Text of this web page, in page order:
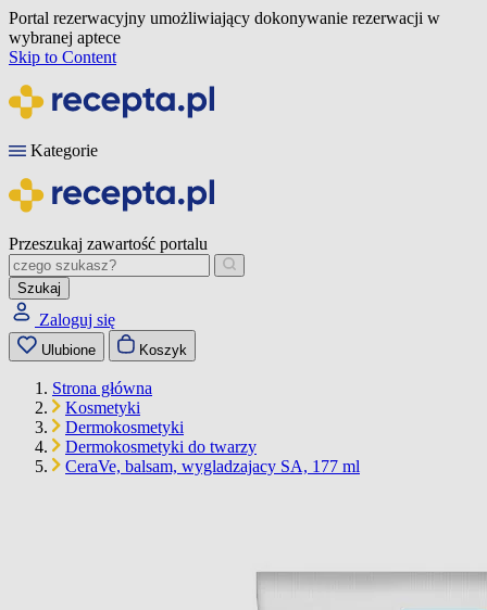
Portal rezerwacyjny umożliwiający dokonywanie rezerwacji w
wybranej aptece
Skip to Content
Kategorie
Przeszukaj zawartość portalu
Szukaj
Zaloguj się
Ulubione Koszyk
Strona główna
Kosmetyki
Dermokosmetyki
Dermokosmetyki do twarzy
CeraVe, balsam, wygladzajacy SA, 177 ml